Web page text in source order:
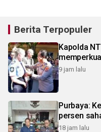
Berita Terpopuler
Kapolda
9 jam lalu
Purbaya:
persen
18 jam lalu